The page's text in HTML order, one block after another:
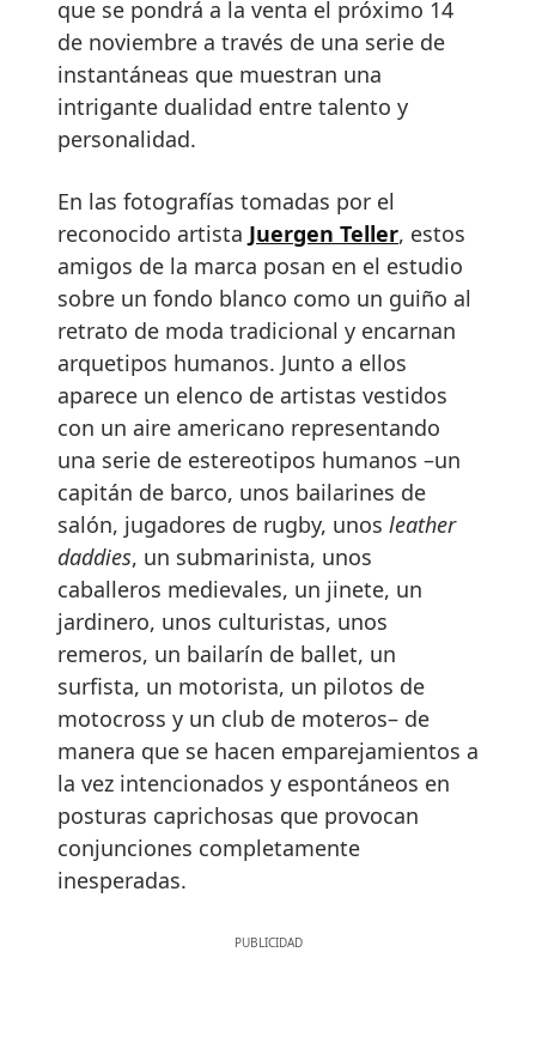
que se pondrá a la venta el próximo 14
de noviembre a través de una serie de
instantáneas que muestran una
intrigante dualidad entre talento y
personalidad.
En las fotografías tomadas por el
reconocido artista Juergen Teller, estos
amigos de la marca posan en el estudio
sobre un fondo blanco como un guiño al
retrato de moda tradicional y encarnan
arquetipos humanos. Junto a ellos
aparece un elenco de artistas vestidos
con un aire americano representando
una serie de estereotipos humanos –un
capitán de barco, unos bailarines de
salón, jugadores de rugby, unos leather
daddies, un submarinista, unos
caballeros medievales, un jinete, un
jardinero, unos culturistas, unos
remeros, un bailarín de ballet, un
surfista, un motorista, un pilotos de
motocross y un club de moteros– de
manera que se hacen emparejamientos a
la vez intencionados y espontáneos en
posturas caprichosas que provocan
conjunciones completamente
inesperadas.